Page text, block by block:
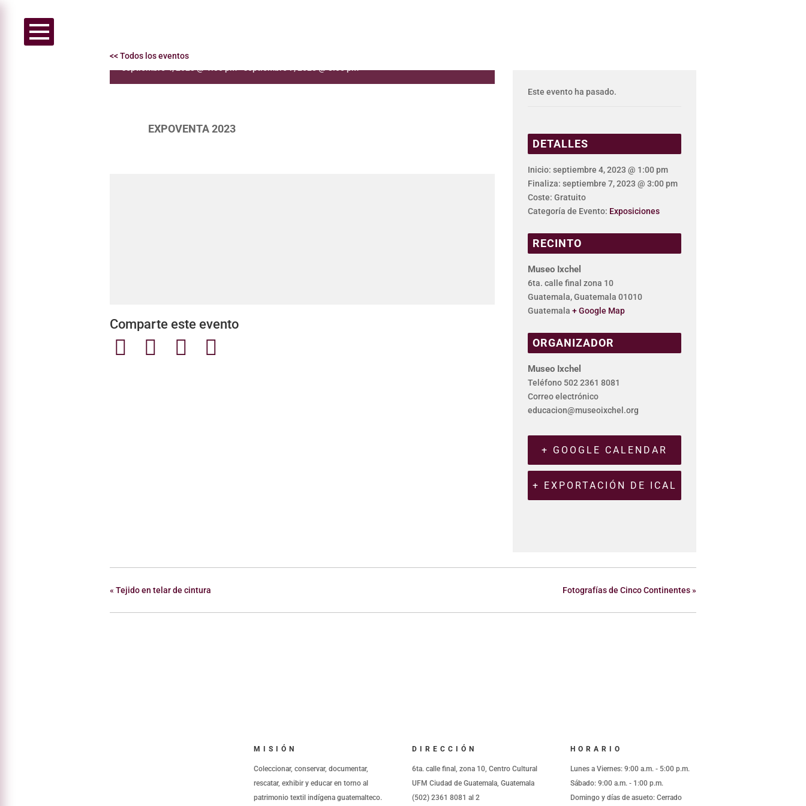
<< Todos los eventos
FUNDECAN – Arte por la Vida
EXPOVENTA 2023
Comparte este evento
Este evento ha pasado.
DETALLES
Inicio: septiembre 4, 2023 @ 1:00 pm
Finaliza: septiembre 7, 2023 @ 3:00 pm
Coste: Gratuito
Categoría de Evento: Exposiciones
RECINTO
Museo Ixchel
6ta. calle final zona 10
Guatemala,Guatemala 01010
Guatemala + Google Map
ORGANIZADOR
Museo Ixchel
Teléfono 502 2361 8081
Correo electrónico
educacion@museoixchel.org
+ GOOGLE CALENDAR
+ EXPORTACIÓN DE ICAL
« Tejido en telar de cintura Fotografías de Cinco Continentes»
MISIÓN
Coleccionar, conservar, documentar,
rescatar, exhibir y educar en torno al
patrimonio textil indígena guatemalteco.
DIRECCIÓN
6ta. calle final, zona 10, Centro Cultural
UFM Ciudad de Guatemala, Guatemala
(502) 2361 8081 al 2
HORARIO
Lunes a Viernes: 9:00 a.m. - 5:00 p.m.
Sábado: 9:00 a.m. - 1:00 p.m.
Domingo y días de asueto: Cerrado